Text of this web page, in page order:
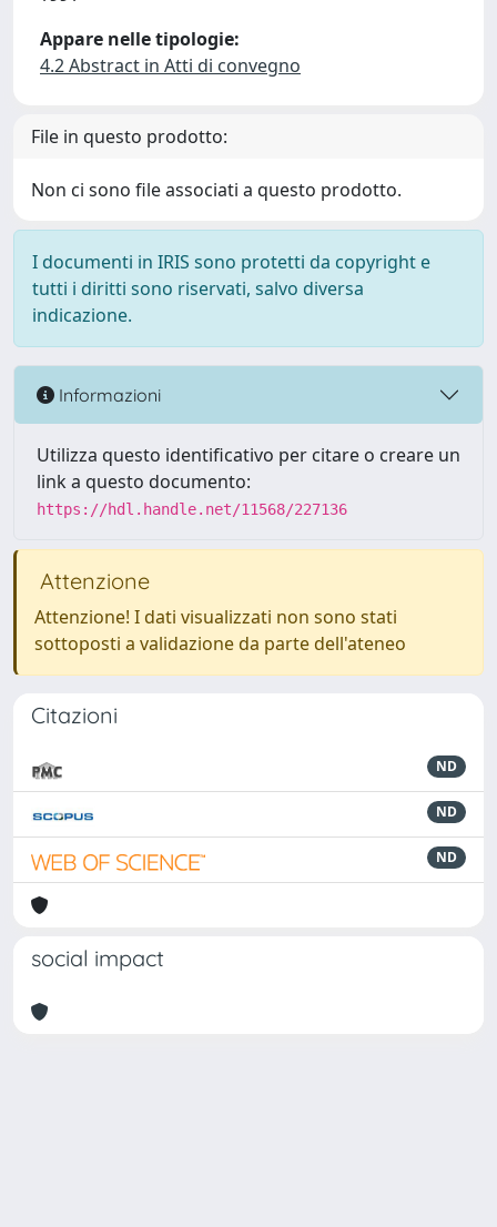
Appare nelle tipologie:
4.2 Abstract in Atti di convegno
File in questo prodotto:
Non ci sono file associati a questo prodotto.
I documenti in IRIS sono protetti da copyright e
tutti i diritti sono riservati, salvo diversa
indicazione.
Informazioni
Utilizza questo identificativo per citare o creare un
link a questo documento:
https://hdl.handle.net/11568/227136
Attenzione
Attenzione! I dati visualizzati non sono stati
sottoposti a validazione da parte dell'ateneo
Citazioni
ND
ND
ND
social impact